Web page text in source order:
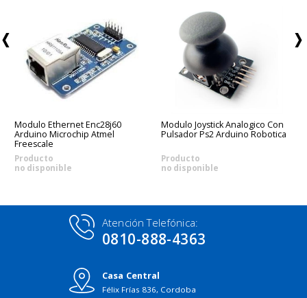
Modulo Ethernet Enc28j60
Arduino Microchip Atmel
Freescale
Producto
no disponible
Modulo Joystick Analogico Con
Pulsador Ps2 Arduino Robotica
Producto
no disponible
Atención Telefónica:
0810-888-4363
Casa Central
Félix Frías 836, Cordoba